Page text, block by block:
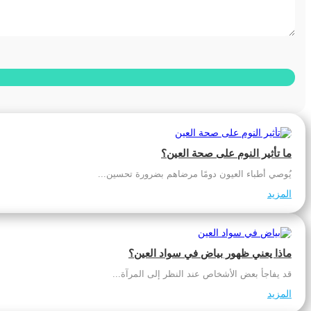
ما تأثير النوم على صحة العين؟
يُوصي أطباء العيون دومًا مرضاهم بضرورة تحسين...
المزيد
ماذا يعني ظهور بياض في سواد العين؟
قد يفاجأ بعض الأشخاص عند النظر إلى المرآة...
المزيد